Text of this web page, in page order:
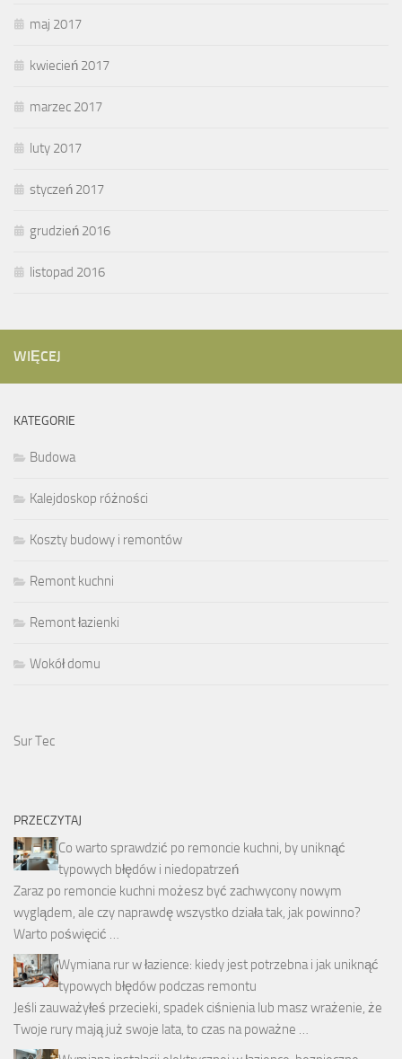
maj 2017
kwiecień 2017
marzec 2017
luty 2017
styczeń 2017
grudzień 2016
listopad 2016
WIĘCEJ
KATEGORIE
Budowa
Kalejdoskop różności
Koszty budowy i remontów
Remont kuchni
Remont łazienki
Wokół domu
Sur Tec
PRZECZYTAJ
Co warto sprawdzić po remoncie kuchni, by uniknąć
typowych błędów i niedopatrzeń
Zaraz po remoncie kuchni możesz być zachwycony nowym
wyglądem, ale czy naprawdę wszystko działa tak, jak powinno?
Warto poświęcić …
Wymiana rur w łazience: kiedy jest potrzebna i jak uniknąć
typowych błędów podczas remontu
Jeśli zauważyłeś przecieki, spadek ciśnienia lub masz wrażenie, że
Twoje rury mają już swoje lata, to czas na poważne …